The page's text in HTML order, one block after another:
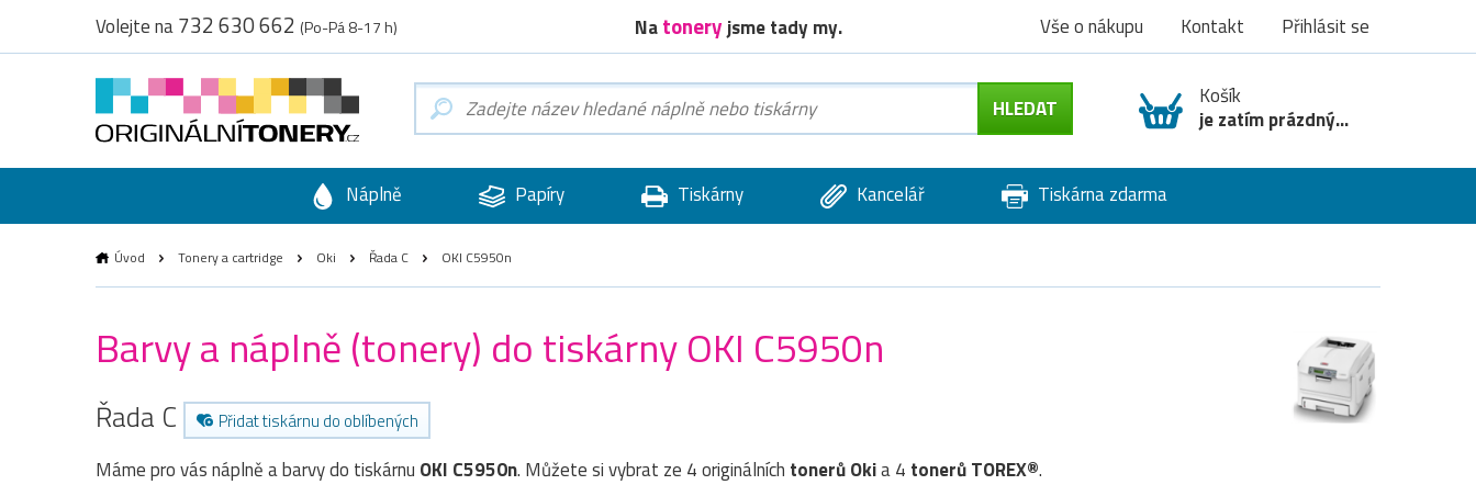
Volejte na732 630 662 (Po-Pá 8-17 h) Natoneryjsme tady my. Vše o nákupu Kontakt Přihlásit se
Košík
je zatím prázdný...
Náplně Papíry Tiskárny Kancelář Tiskárna zdarma
Úvod Tonery a cartridge Oki Řada C OKI C5950n
Barvy a náplně (tonery) do tiskárny OKI C5950n
Řada C Přidat tiskárnu do oblíbených
Máme pro vás náplně a barvy do tiskárnu OKI C5950n. Můžete si vybrat ze 4 originálních tonerůOkia 4 tonerů TOREX®.